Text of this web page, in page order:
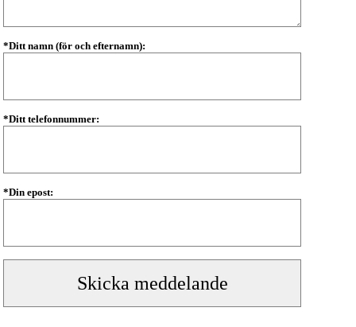
*Ditt namn (för och efternamn):
*Ditt telefonnummer:
*Din epost: